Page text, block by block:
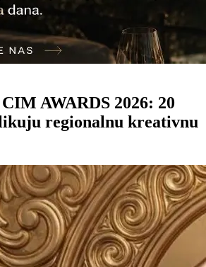
AWARDS 2026: 20
regionalnu kreativnu